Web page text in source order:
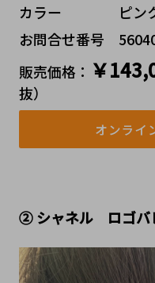
カラー    ピン
お問合せ番号
販売価格： ￥
抜）
オンライ
② シャネル　ロゴバ